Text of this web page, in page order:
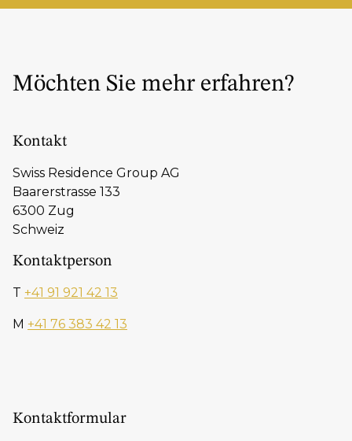
Möchten Sie mehr erfahren?
Kontakt
Swiss Residence Group AG
Baarerstrasse 133
6300 Zug
Schweiz
Kontaktperson
T +41 91 921 42 13
M +41 76 383 42 13
Kontaktformular